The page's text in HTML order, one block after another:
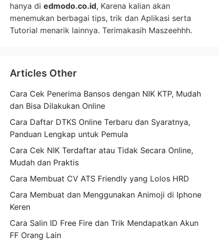
hanya di edmodo.co.id, Karena kalian akan
menemukan berbagai tips, trik dan Aplikasi serta
Tutorial menarik lainnya. Terimakasih Maszeehhh.
Articles Other
Cara Cek Penerima Bansos dengan NIK KTP, Mudah
dan Bisa Dilakukan Online
Cara Daftar DTKS Online Terbaru dan Syaratnya,
Panduan Lengkap untuk Pemula
Cara Cek NIK Terdaftar atau Tidak Secara Online,
Mudah dan Praktis
Cara Membuat CV ATS Friendly yang Lolos HRD
Cara Membuat dan Menggunakan Animoji di Iphone
Keren
Cara Salin ID Free Fire dan Trik Mendapatkan Akun
FF Orang Lain